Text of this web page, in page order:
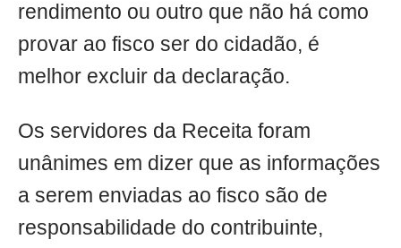
rendimento ou outro que não há como
provar ao fisco ser do cidadão, é
melhor excluir da declaração.
Os servidores da Receita foram
unânimes em dizer que as informações
a serem enviadas ao fisco são de
responsabilidade do contribuinte,